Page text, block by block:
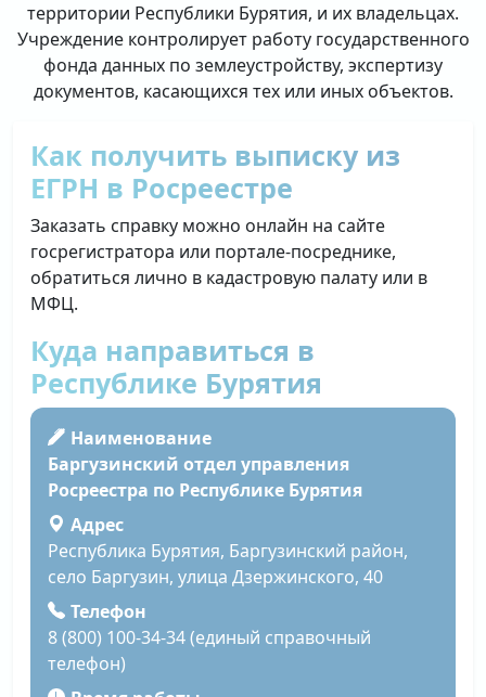
территории Республики Бурятия, и их владельцах.
Учреждение контролирует работу государственного
фонда данных по землеустройству, экспертизу
документов, касающихся тех или иных объектов.
Как получить выписку из
ЕГРН в Росреестре
Заказать справку можно онлайн на сайте
госрегистратора или портале-посреднике,
обратиться лично в кадастровую палату или в
МФЦ.
Куда направиться в
Республике Бурятия
Наименование
Баргузинский отдел управления
Росреестра по Республике Бурятия
Адрес
Республика Бурятия, Баргузинский район,
село Баргузин, улица Дзержинского, 40
Телефон
8 (800) 100-34-34 (единый справочный
телефон)